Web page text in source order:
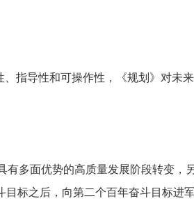
指导性和可操作性，
《规划》对未
有多面优势的高质量发展阶段转变，
标之后， 向第二个百年奋斗目标进